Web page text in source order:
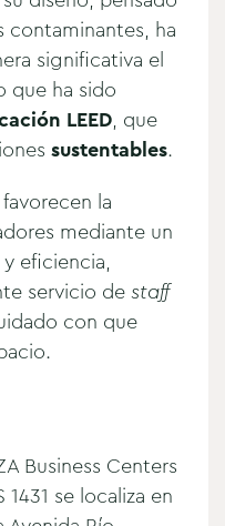
contaminantes, ha
significativa el
que ha sido
LEED, que
sustentables.
la
mediante un
eficiencia,
servicio destaff
con que
Business Centers
1431 se localiza en